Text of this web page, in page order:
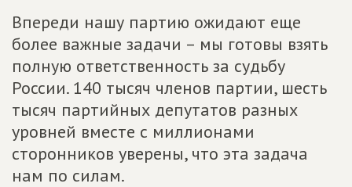
Впереди нашу партию ожидают еще
более важные задачи – мы готовы взять
полную ответственность за судьбу
России. 140 тысяч членов партии, шесть
тысяч партийных депутатов разных
уровней вместе с миллионами
сторонников уверены, что эта задача
нам по силам.